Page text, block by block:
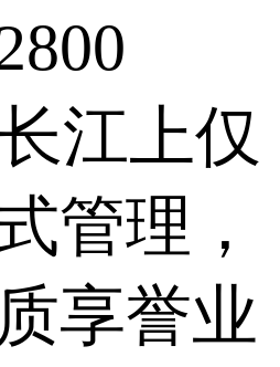
江上仅
管理，
享誉业